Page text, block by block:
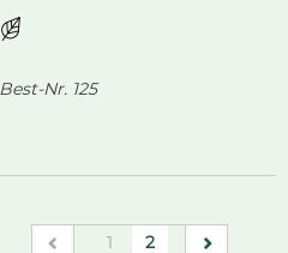
.
Best-Nr. 125
1(current)
2